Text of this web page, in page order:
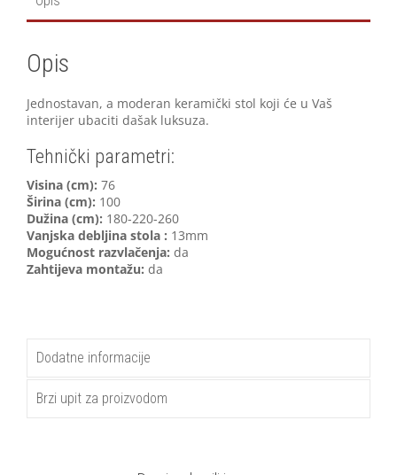
Opis
Jednostavan, a moderan keramički stol koji će u Vaš
interijer ubaciti dašak luksuza.
Tehnički parametri:
Visina (cm): 76
Širina (cm): 100
Dužina (cm): 180-220-260
Vanjska debljina stola : 13mm
Mogućnost razvlačenja: da
Zahtijeva montažu: da
Dodatne informacije
Brzi upit za proizvodom